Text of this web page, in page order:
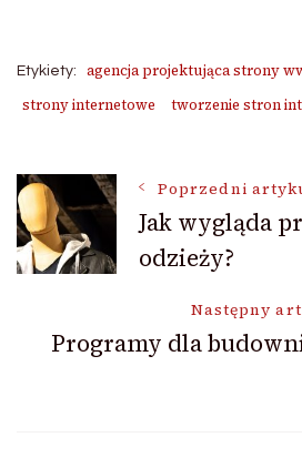
Etykiety: agencja projektująca strony
strony internetowe
tworzenie stron
Nawigacja
wpisu
Poprzedni
Jak wygląda
odzieży?
Następny
Programy dla